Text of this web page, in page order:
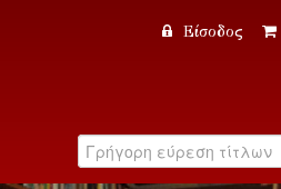
Είσοδος